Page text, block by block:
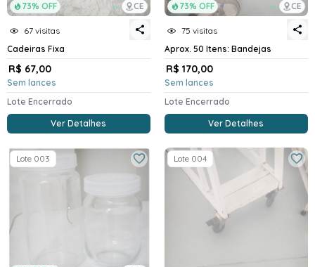
73% OFF CE
67 visitas
Cadeiras Fixa
R$ 67,00
Sem lances
Lote Encerrado
Ver Detalhes
73% OFF CE
75 visitas
Aprox. 50 Itens: Bandejas
R$ 170,00
Sem lances
Lote Encerrado
Ver Detalhes
Lote 003 Lote 004